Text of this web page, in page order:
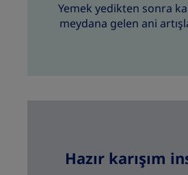
Yemek yedikten sonra
meydana gelen ani
Hazır karışım